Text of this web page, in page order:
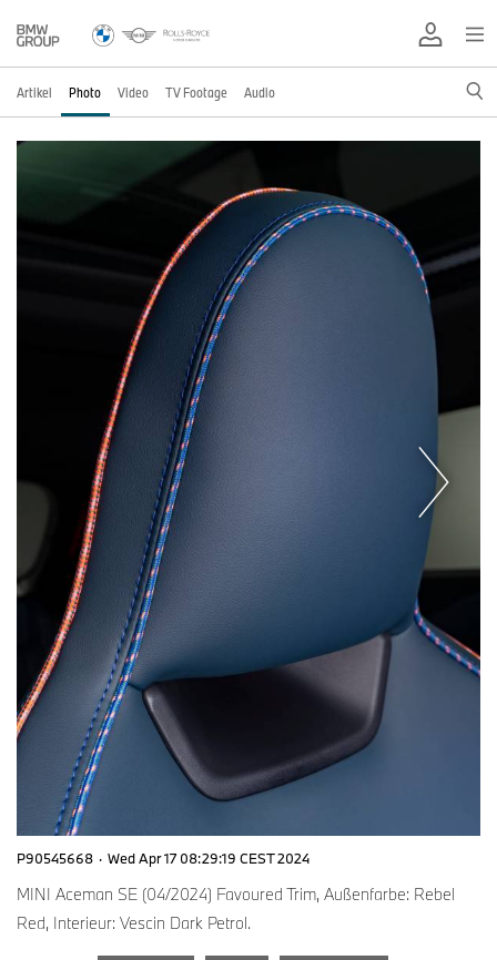
Artikel Photo Video TV Footage Audio
P90545668 · Wed Apr 17 08:29:19 CEST 2024
MINI Aceman SE (04/2024) Favoured Trim, Außenfarbe: Rebel
Red, Interieur: Vescin Dark Petrol.